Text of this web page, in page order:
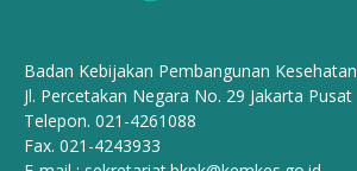
Badan Kebijakan Pembangunan Kesehatan
Jl. Percetakan Negara No. 29 Jakarta Pusat
Telepon. 021-4261088
Fax. 021-4243933